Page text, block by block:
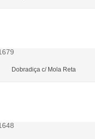
Dobradiça c/ Mola Reta